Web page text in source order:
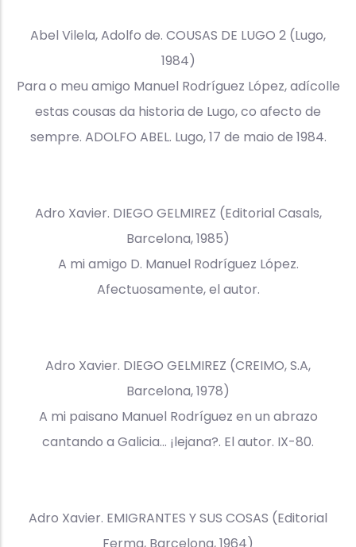
Abel Vilela, Adolfo de. COUSAS DE LUGO 2 (Lugo,
1984)
Para o meu amigo Manuel Rodríguez López, adícolle
estas cousas da historia de Lugo, co afecto de
sempre. ADOLFO ABEL. Lugo, 17 de maio de 1984.
Adro Xavier. DIEGO GELMIREZ (Editorial Casals,
Barcelona, 1985)
A mi amigo D. Manuel Rodríguez López.
Afectuosamente, el autor.
Adro Xavier. DIEGO GELMIREZ (CREIMO, S.A,
Barcelona, 1978)
A mi paisano Manuel Rodríguez en un abrazo
cantando a Galicia... ¡lejana?. El autor. IX-80.
Adro Xavier. EMIGRANTES Y SUS COSAS (Editorial